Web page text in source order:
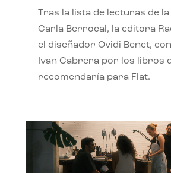
Tras la lista de lecturas de
Carla Berrocal, la editora
el diseñador Ovidi Benet,
Ivan Cabrera por los libros
recomendaría para Flat.